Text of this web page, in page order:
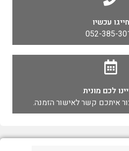
חייגו עכשיו
052-385-
לכם מונית
איתכם קשר לאישור הזמנה.